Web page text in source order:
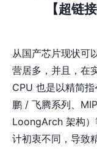
【超链
从国产芯片现状可
营居多，并且，在
CPU 也是以精简
鹏 / ⻜腾系列、
LoongArch 架构）
计初衷不同，导致